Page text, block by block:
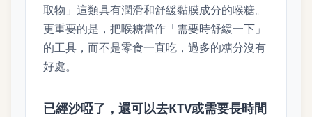
取物」這類具有潤滑和舒緩黏膜成分的喉糖。
更重要的是，把喉糖當作「需要時舒緩一下」
的工具，而不是零食一直吃，過多的糖分沒有
好處。
已經沙啞了，還可以去KTV或需要長時間